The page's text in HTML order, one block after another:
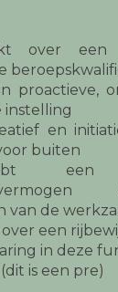
over
proactieve,
instelling
en
buiten
een
van de
een
in deze
is een pre)